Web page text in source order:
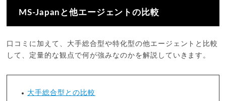
MS-Japanと他エージェントの比較
口コミに加えて、大手総合型や特化型の他エージェントと比較
して、定量的な観点で何が強みなのかを解説していきます。
大手総合型との比較